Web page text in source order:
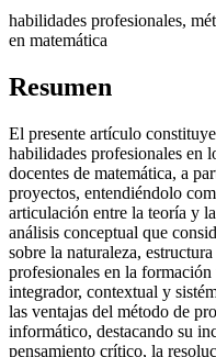
habilidades profesionales,
en matemática
Resumen
El presente artículo
habilidades profesionales en
docentes de matemática, a
proyectos, entendiéndolo
articulación entre la teoría y
análisis conceptual que
sobre la naturaleza,
profesionales en la
integrador, contextual y
las ventajas del método de
informático, destacando su
pensamiento crítico, la